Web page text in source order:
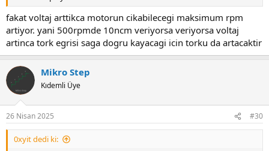
fakat voltaj arttikca motorun cikabilecegi maksimum rpm
artiyor. yani 500rpmde 10ncm veriyorsa veriyorsa voltaj
artinca tork egrisi saga dogru kayacagi icin torku da artacaktir
Mikro Step
Kıdemli Üye
26 Nisan 2025 #30
0xyit dedi ki: